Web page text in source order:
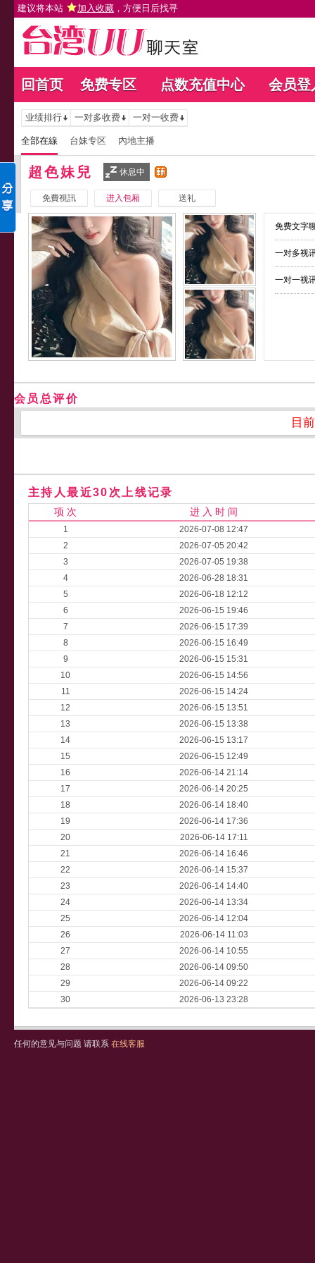
建议将本站 加入收藏 ，方便日后找寻
回首页 免费专区 点数充值中心 会员登
业绩排行 一对多收费 一对一收费
全部在線 台妹专区 內地主播
超色妹兒 休息中
免費視訊 进入包厢 送礼
免费文字
一对多视
一对一视
会员总评价
目
主持人最近30次上线记录
项 次 进 入 时 间
1
2026-07-08 12:47
2
2026-07-05 20:42
3
2026-07-05 19:38
4
2026-06-28 18:31
5
2026-06-18 12:12
6
2026-06-15 19:46
7
2026-06-15 17:39
8
2026-06-15 16:49
9
2026-06-15 15:31
10
2026-06-15 14:56
11
2026-06-15 14:24
12
2026-06-15 13:51
13
2026-06-15 13:38
14
2026-06-15 13:17
15
2026-06-15 12:49
16
2026-06-14 21:14
17
2026-06-14 20:25
18
2026-06-14 18:40
19
2026-06-14 17:36
20
2026-06-14 17:11
21
2026-06-14 16:46
22
2026-06-14 15:37
23
2026-06-14 14:40
24
2026-06-14 13:34
25
2026-06-14 12:04
26
2026-06-14 11:03
27
2026-06-14 10:55
28
2026-06-14 09:50
29
2026-06-14 09:22
30
2026-06-13 23:28
任何的意见与问题 请联系 在线客服